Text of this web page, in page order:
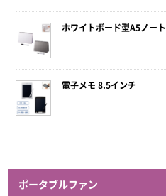
ホワイトボード型A5ノート
電子メモ 8.5インチ
ポータブルファン